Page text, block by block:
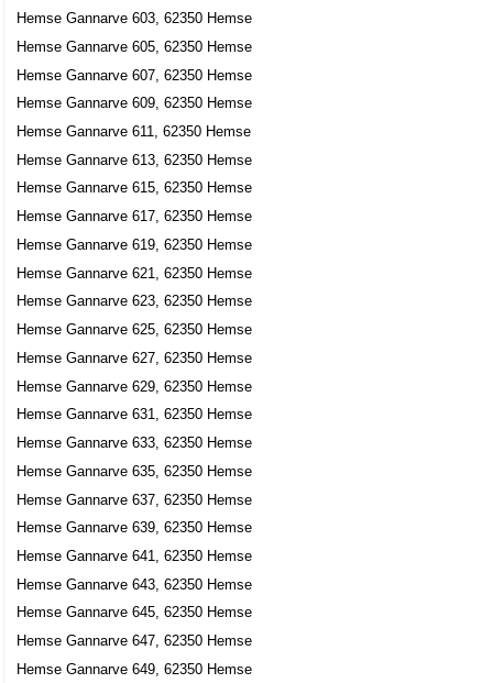
Hemse Gannarve 603, 62350 Hemse
Hemse Gannarve 605, 62350 Hemse
Hemse Gannarve 607, 62350 Hemse
Hemse Gannarve 609, 62350 Hemse
Hemse Gannarve 611, 62350 Hemse
Hemse Gannarve 613, 62350 Hemse
Hemse Gannarve 615, 62350 Hemse
Hemse Gannarve 617, 62350 Hemse
Hemse Gannarve 619, 62350 Hemse
Hemse Gannarve 621, 62350 Hemse
Hemse Gannarve 623, 62350 Hemse
Hemse Gannarve 625, 62350 Hemse
Hemse Gannarve 627, 62350 Hemse
Hemse Gannarve 629, 62350 Hemse
Hemse Gannarve 631, 62350 Hemse
Hemse Gannarve 633, 62350 Hemse
Hemse Gannarve 635, 62350 Hemse
Hemse Gannarve 637, 62350 Hemse
Hemse Gannarve 639, 62350 Hemse
Hemse Gannarve 641, 62350 Hemse
Hemse Gannarve 643, 62350 Hemse
Hemse Gannarve 645, 62350 Hemse
Hemse Gannarve 647, 62350 Hemse
Hemse Gannarve 649, 62350 Hemse